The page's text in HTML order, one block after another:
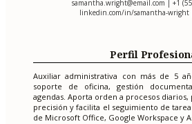
samantha.wright@email.com | +1
linkedin.com/in/samantha-wright
Perfil
Auxiliar administrativa con más de 5
soporte de oficina, gestión
agendas. Aporta orden a procesos
precisión y facilita el seguimiento de
de Microsoft Office, Google Workspace y